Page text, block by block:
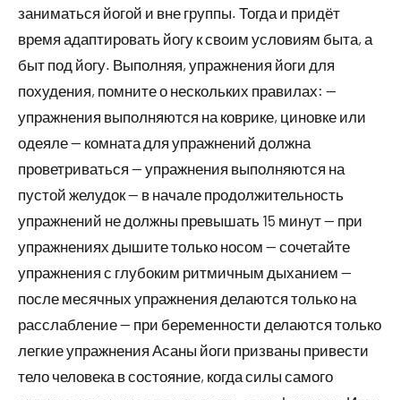
заниматься йогой и вне группы. Тогда и придёт
время адаптировать йогу к своим условиям быта, а
быт под йогу. Выполняя, упражнения йоги для
похудения, помните о нескольких правилах: —
упражнения выполняются на коврике, циновке или
одеяле — комната для упражнений должна
проветриваться — упражнения выполняются на
пустой желудок — в начале продолжительность
упражнений не должны превышать 15 минут — при
упражнениях дышите только носом — сочетайте
упражнения с глубоким ритмичным дыханием —
после месячных упражнения делаются только на
расслабление — при беременности делаются только
легкие упражнения Асаны йоги призваны привести
тело человека в состояние, когда силы самого